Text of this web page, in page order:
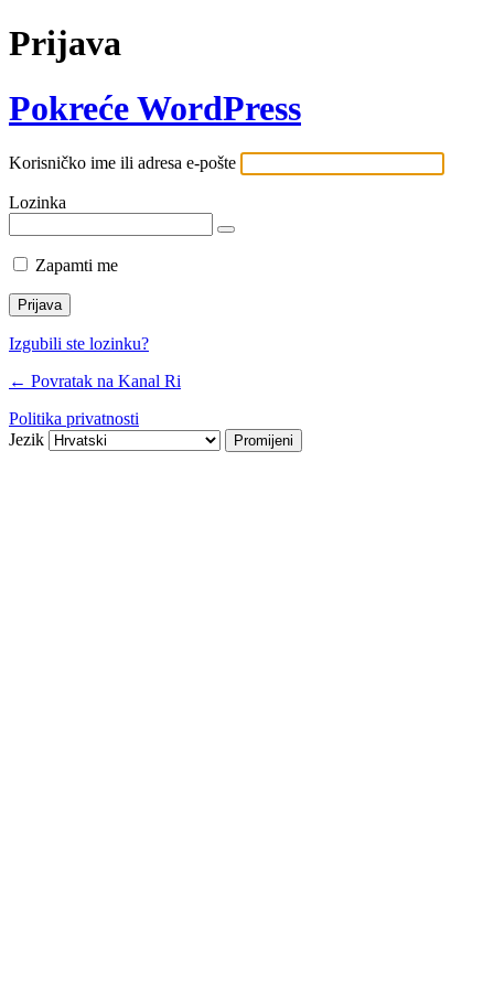
Prijava
Pokreće WordPress
Korisničko ime ili adresa e-pošte
Lozinka
Zapamti me
Izgubili ste lozinku?
← Povratak na Kanal Ri
Politika privatnosti
Jezik